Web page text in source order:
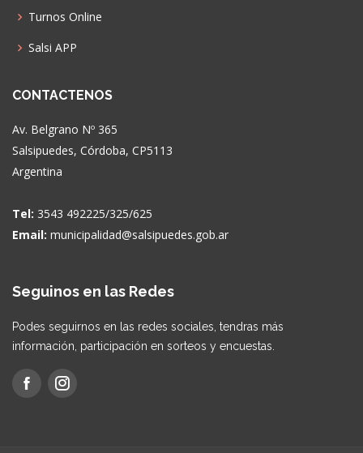
Turnos Online
Salsi APP
CONTACTENOS
Av. Belgrano Nº 365
Salsipuedes, Córdoba, CP5113
Argentina
Tel: 3543 492225/325/625
Email: municipalidad@salsipuedes.gob.ar
Seguinos en las Redes
Podes seguirnos en las redes sociales, tendras más
información, participación en sorteos y encuestas.